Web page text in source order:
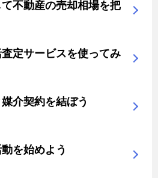
不動産の売却相場を把
定サービスを使ってみ
介契約を結ぼう
を始めよう